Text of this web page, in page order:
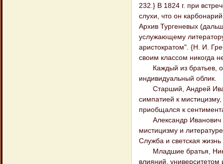
232.} В 1824 г. при
слухи, что он
Архив Тургеневых
услужающему
аристократом". {Н. И.
своим классом никогда
Каждый из братьев,
индивидуальный облик.
Старший, Андрей
симпатией к
приобщался к
Александр Иванович
мистицизму и
Служба и светская
Младшие братья,
влияний,